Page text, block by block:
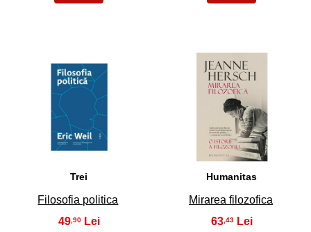
Trei
Filosofia politica
49,90
48
Humanitas
Mirarea filozofica
63 ,43